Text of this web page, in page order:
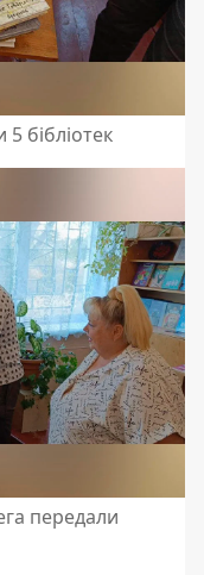
бібліотек
передали